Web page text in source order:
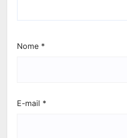
Nome *
E-mail *